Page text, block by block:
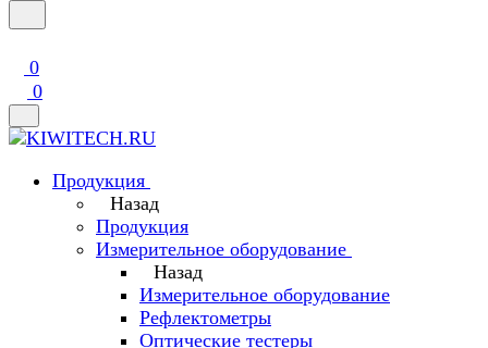
0
0
Продукция
Назад
Продукция
Измерительное оборудование
Назад
Измерительное оборудование
Рефлектометры
Оптические тестеры